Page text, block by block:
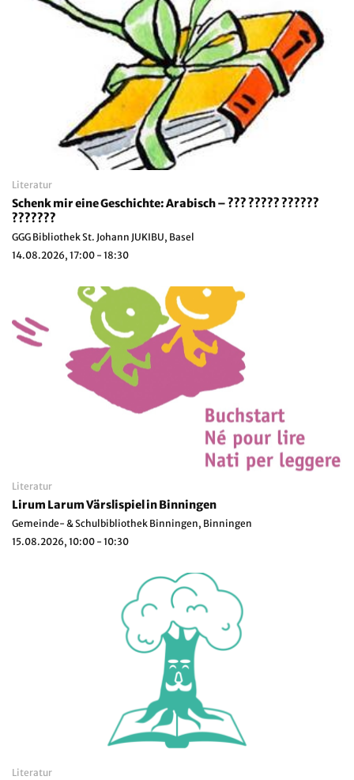
Literatur
Schenk mir eine Geschichte: Arabisch – ??? ????? ??????
???????
GGG Bibliothek St. Johann JUKIBU, Basel
14.08.2026, 17:00 - 18:30
Literatur
Lirum Larum Värslispiel in Binningen
Gemeinde- & Schulbibliothek Binningen, Binningen
15.08.2026, 10:00 - 10:30
Literatur